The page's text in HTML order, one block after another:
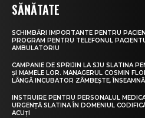
SĂNĂTATE
SCHIMBĂRI IMPORTANTE PENTRU
PROGRAM PENTRU TELEFONUL
AMBULATORIU
CAMPANIE DE SPRIJIN LA SJU SLATINA
ȘI MAMELE LOR. MANAGERUL COSMIN
LÂNGĂ INCUBATOR ZÂMBEȘTE,
INSTRUIRE PENTRU PERSONALUL
URGENȚĂ SLATINA ÎN DOMENIUL
ACUȚI